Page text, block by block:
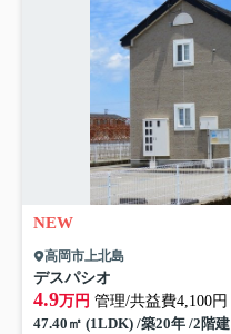
NEW
高岡市上北島
デスパシオ
4.9万円 管理/共益費4,100円
47.40㎡ (1LDK) /築20年 /2階建